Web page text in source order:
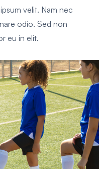
velit. Nam nec
odio. Sed non
eu in elit.